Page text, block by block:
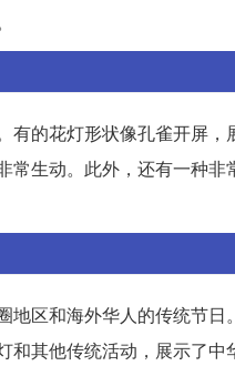
有的花灯形状像孔雀开屏
生动。此外，还有一种
区和海外华人的传统节
其他传统活动，展示了